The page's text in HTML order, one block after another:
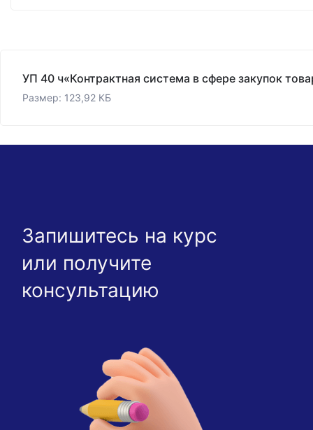
Размер: 123,92 КБ
Запишитесь на курс
или получите
консультацию